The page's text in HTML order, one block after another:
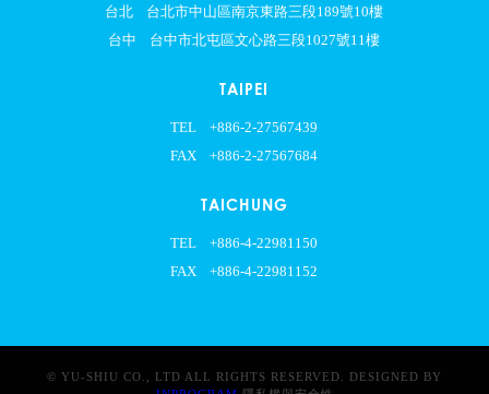
台北
台北市中山區南京東路三段189號10樓
台中
台中市北屯區文心路三段1027號11樓
TAIPEI
TEL
+886-2-27567439
FAX
+886-2-27567684
TAICHUNG
TEL
+886-4-22981150
FAX
+886-4-22981152
© YU-SHIU CO., LTD ALL RIGHTS RESERVED. DESIGNED BY